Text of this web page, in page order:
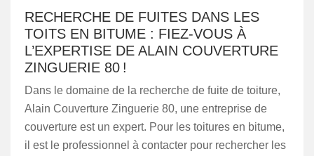
RECHERCHE DE FUITES DANS LES
TOITS EN BITUME : FIEZ-VOUS À
L’EXPERTISE DE ALAIN COUVERTURE
ZINGUERIE 80 !
Dans le domaine de la recherche de fuite de toiture,
Alain Couverture Zinguerie 80, une entreprise de
couverture est un expert. Pour les toitures en bitume,
il est le professionnel à contacter pour rechercher les